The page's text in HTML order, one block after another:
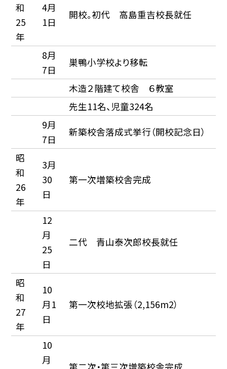
和
25
年
4月
1日
開校。初代 高島重吉校長就任
8月
7日
巣鴨小学校より移転
木造２階建て校舎 ６教室
先生11名、児童324名
9月
7日
新築校舎落成式挙行（開校記念日）
昭
和
26
年
3月
30
日
第一次増築校舎完成
12
月
25
日
二代 青山泰次郎校長就任
昭
和
27
年
10
月1
日
第一次校地拡張（2,156m2）
10
月